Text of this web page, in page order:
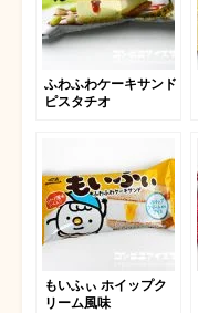
ふわふわケーキサンド
ピスタチオ
もいふぃ ホイップク
リーム風味